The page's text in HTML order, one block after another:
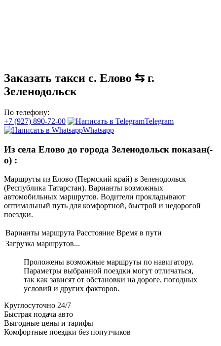
Заказать такси с. Елово ⇆ г.
Зеленодольск
По телефону:
+7 (927) 890-72-00
Telegram
Whatsapp
Из села Елово до города Зеленодольск показан(-
о) :
Маршруты из Елово (Пермский край) в Зеленодольск
(Республика Татарстан). Варианты возможных
автомобильных маршрутов. Водители прокладывают
оптимальный путь для комфортной, быстрой и недорогой
поездки.
Варианты маршрута Расстояние Время в пути
Загрузка маршрутов...
Проложены возможные маршруты по навигатору.
Параметры выбранной поездки могут отличаться,
так как зависят от обстановки на дороге, погодных
условий и других факторов.
Круглосуточно 24/7
Быстрая подача авто
Выгодные цены и тарифы
Комфортные поездки без попутчиков